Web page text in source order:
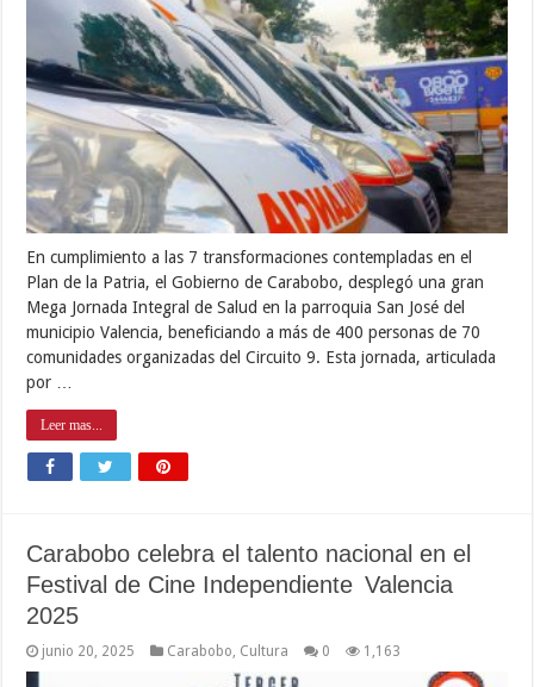
En cumplimiento a las 7 transformaciones contempladas en el
Plan de la Patria, el Gobierno de Carabobo, desplegó una gran
Mega Jornada Integral de Salud en la parroquia San José del
municipio Valencia, beneficiando a más de 400 personas de 70
comunidades organizadas del Circuito 9. Esta jornada, articulada
por …
Leer mas...
Carabobo celebra el talento nacional en el
Festival de Cine Independiente Valencia
2025
junio 20, 2025 Carabobo, Cultura 0 1,163